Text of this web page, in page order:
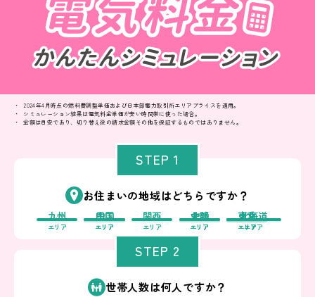
2024年4月時点の燃料費調整単価および日本卸電力取引所エリアプライスを適用。
シミュレーション結果は電気料金単価が安い時間帯に使った場合。
金額は目安であり、切り替え後の請求金額その他を保証するものではありません。
STEP 1
お住まいの地域はどちらですか？
北海道
エリア
東北
エリア
東京
エリア
中部
エリア
北陸
エリア
関西
エリア
中国
エリア
四国
エリア
九州
エリア
STEP 2
世帯人数は何人ですか？